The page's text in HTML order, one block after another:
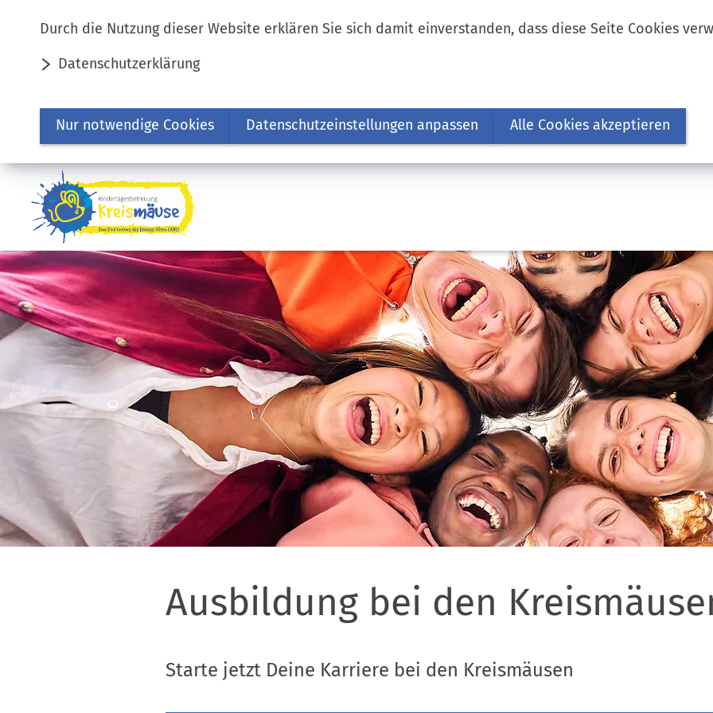
Durch die Nutzung dieser Website erklären Sie sich damit einverstanden, dass diese Seite Cookies
Datenschutzerklärung
Nur notwendige Cookies Datenschutzeinstellungen anpassen Alle Cookies akzeptieren
Inhalt anspringen
Ausbildung bei den
Starte jetzt Deine Karriere bei den Kreismäusen